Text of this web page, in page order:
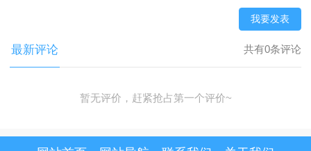
我要发表
最新评论 共有0条评论
暂无评价，赶紧抢占第一个评价~